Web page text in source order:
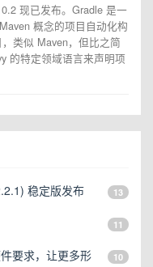
现已发布。Gradle 是一
概念的项目自动化构
类似 Maven，但比之简
的特定领域语言来声明项
稳定版发布 13
11
要求，让更多形
10